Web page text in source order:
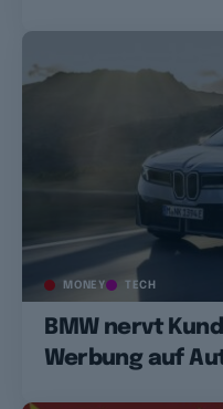
MONEY TECH
BMW nervt
Werbung auf